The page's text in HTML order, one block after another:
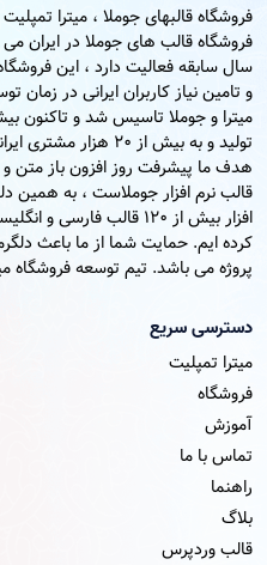
فروشگاه قالبهای جوملا ، میترا
سال سابقه فعالیت دارد ، این
و تامین نیاز کاربران ایرانی در زمان
تولید و به بیش از 20
هدف ما پیشرفت روز افزون باز متن
قالب نرم افزار جوملاست ، به همین
افزار بیش از 120 قالب
کرده ایم. حمایت شما از ما باعث
پروژه می باشد. تیم توسعه فروشگاه
دسترسی سریع
میترا تمپلیت
فروشگاه
آموزش
تماس با ما
راهنما
بلاگ
قالب وردپرس